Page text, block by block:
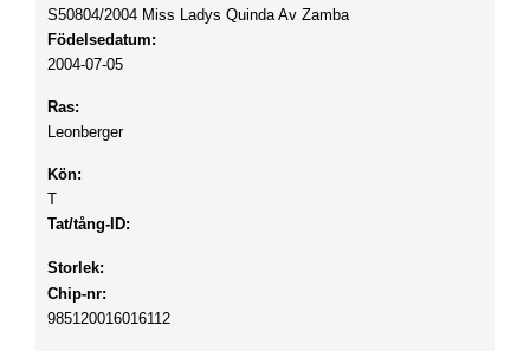
S50804/2004 Miss Ladys Quinda Av Zamba
Födelsedatum:
2004-07-05
Ras:
Leonberger
Kön:
T
Tat/tång-ID:
Storlek:
Chip-nr:
985120016016112